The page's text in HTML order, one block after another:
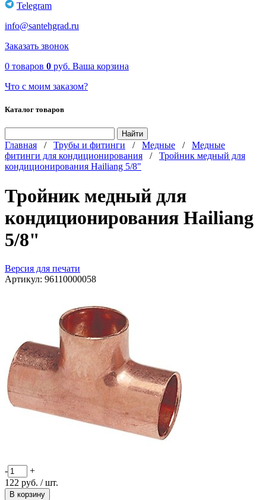
Telegram
info@santehgrad.ru
Заказать звонок
0 товаров 0 руб. Ваша корзина
Что с моим заказом?
Каталог товаров
Главная / Трубы и фитинги / Медные / Медные
фитинги для кондиционирования / Тройник медный для
кондиционирования Hailiang 5/8"
Тройник медный для
кондиционирования Hailiang
5/8"
Версия для печати
Артикул: 96110000058
-
+
122 руб. / шт.
В корзину